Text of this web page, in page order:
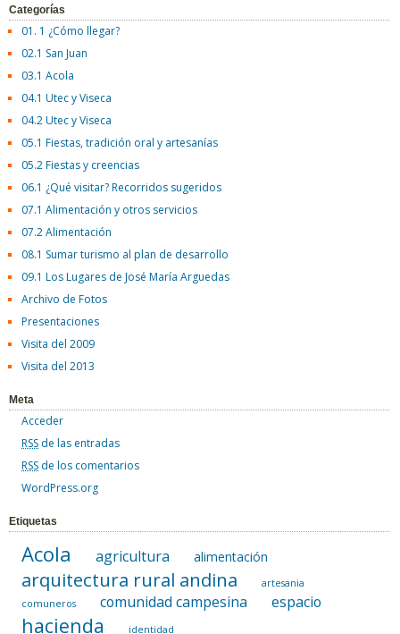
Categorías
01. 1 ¿Cómo llegar?
02.1 San Juan
03.1 Acola
04.1 Utec y Viseca
04.2 Utec y Viseca
05.1 Fiestas, tradición oral y artesanías
05.2 Fiestas y creencias
06.1 ¿Qué visitar? Recorridos sugeridos
07.1 Alimentación y otros servicios
07.2 Alimentación
08.1 Sumar turismo al plan de desarrollo
09.1 Los Lugares de José María Arguedas
Archivo de Fotos
Presentaciones
Visita del 2009
Visita del 2013
Meta
Acceder
RSS de las entradas
RSS de los comentarios
WordPress.org
Etiquetas
Acola agricultura alimentación
arquitectura rural andina
artesania
comuneros
comunidad campesina espacio
hacienda identidad